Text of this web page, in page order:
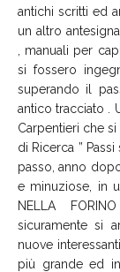
antichi scritti ed
un altro
, manuali per
si fossero
superando il
antico tracciato .
Carpentieri che
di Ricerca ”
passo, anno
e minuziose, in
NELLA
sicuramente si
nuove
più grande ed